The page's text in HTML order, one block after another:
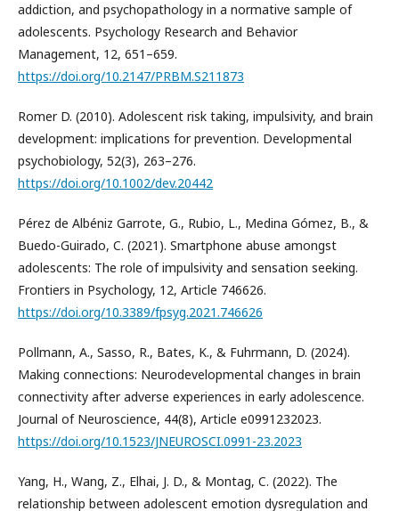
addiction, and psychopathology in a normative sample of
adolescents. Psychology Research and Behavior
Management, 12, 651–659.
https://doi.org/10.2147/PRBM.S211873
Romer D. (2010). Adolescent risk taking, impulsivity, and brain
development: implications for prevention. Developmental
psychobiology, 52(3), 263–276.
https://doi.org/10.1002/dev.20442
Pérez de Albéniz Garrote, G., Rubio, L., Medina Gómez, B., &
Buedo-Guirado, C. (2021). Smartphone abuse amongst
adolescents: The role of impulsivity and sensation seeking.
Frontiers in Psychology, 12, Article 746626.
https://doi.org/10.3389/fpsyg.2021.746626
Pollmann, A., Sasso, R., Bates, K., & Fuhrmann, D. (2024).
Making connections: Neurodevelopmental changes in brain
connectivity after adverse experiences in early adolescence.
Journal of Neuroscience, 44(8), Article e0991232023.
https://doi.org/10.1523/JNEUROSCI.0991-23.2023
Yang, H., Wang, Z., Elhai, J. D., & Montag, C. (2022). The
relationship between adolescent emotion dysregulation and